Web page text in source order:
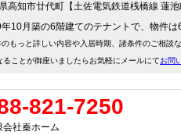
高知市廿代町【土佐電気鉄道桟橋線 蓮
10月築の6階建てのテナントで、物件
もっと詳しい内容や入居時期、諸条件のご相談
ることが御座いましたらお気軽にメールにてお問
821-7250
会社秦ホーム